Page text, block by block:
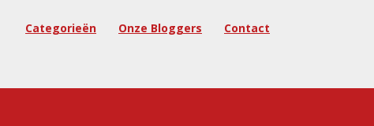
Categorieën Onze Bloggers Contact